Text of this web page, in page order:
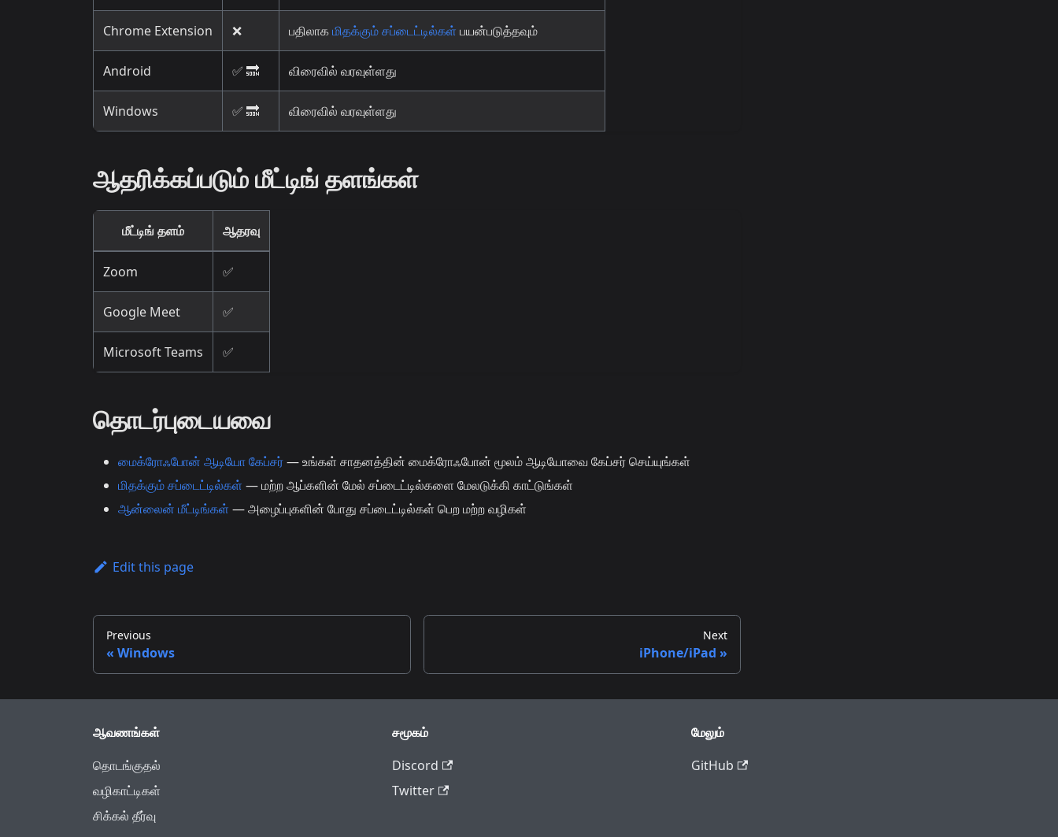
Chrome Extension ❌ பதிலாகமிதக்கும் சப்டைட்டில்கள் பயன்படுத்தவும்
Android ✅ 🔜 விரைவில் வரவுள்ளது
Windows ✅ 🔜 விரைவில் வரவுள்ளது
ஆதரிக்கப்படும் மீட்டிங் தளங்கள்
மீட்டிங் தளம் ஆதரவு
Zoom ✅
Google Meet ✅
Microsoft Teams ✅
தொடர்புடையவை
மைக்ரோஃபோன் ஆடியோ கேப்சர்— உங்கள் சாதனத்தின் மைக்ரோஃபோன் மூலம் ஆடியோவை கேப்சர் செய்யுங்கள்
மிதக்கும் சப்டைட்டில்கள் — மற்ற ஆப்களின் மேல் சப்டைட்டில்களை மேலடுக்கி காட்டுங்கள்
ஆன்லைன் மீட்டிங்கள் — அழைப்புகளின் போது சப்டைட்டில்கள் பெற மற்ற வழிகள்
Edit this page
Previous
Windows
Next
iPhone/iPad
ஆவணங்கள்
தொடங்குதல்
வழிகாட்டிகள்
சிக்கல் தீர்வு
சமூகம்
Discord
Twitter
மேலும்
GitHub